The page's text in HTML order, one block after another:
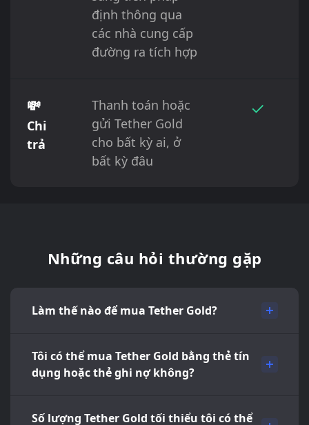
định thông qua
các nhà cung cấp
đường ra tích hợp
💸
Chi
trả
Thanh toán hoặc
gửi Tether Gold
cho bất kỳ ai, ở
bất kỳ đâu
✓
Những câu hỏi thường gặp
Làm thế nào để mua Tether Gold?
Tôi có thể mua Tether Gold bằng thẻ tín
dụng hoặc thẻ ghi nợ không?
Số lượng Tether Gold tối thiểu tôi có thể